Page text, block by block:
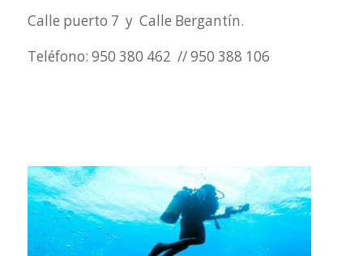
Calle puerto 7 y Calle Bergantín.
Teléfono: 950 380 462 // 950 388 106